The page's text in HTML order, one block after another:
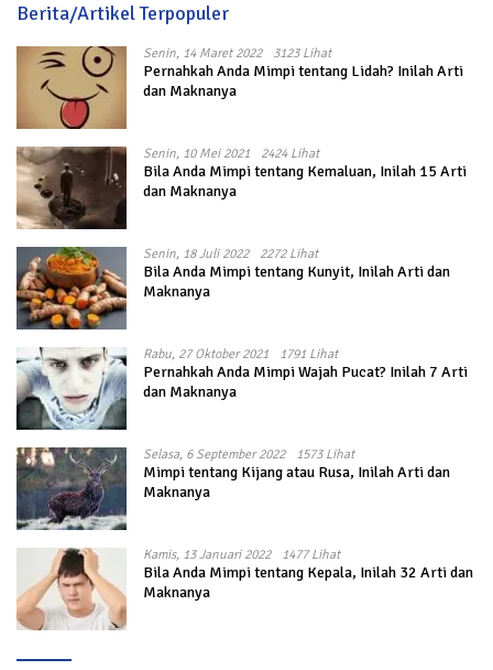
Berita/Artikel Terpopuler
Senin, 14 Maret 2022 3123 Lihat
Pernahkah Anda Mimpi tentang Lidah? Inilah Arti
dan Maknanya
Senin, 10 Mei 2021 2424 Lihat
Bila Anda Mimpi tentang Kemaluan, Inilah 15 Arti
dan Maknanya
Senin, 18 Juli 2022 2272 Lihat
Bila Anda Mimpi tentang Kunyit, Inilah Arti dan
Maknanya
Rabu, 27 Oktober 2021 1791 Lihat
Pernahkah Anda Mimpi Wajah Pucat? Inilah 7 Arti
dan Maknanya
Selasa, 6 September 2022 1573 Lihat
Mimpi tentang Kijang atau Rusa, Inilah Arti dan
Maknanya
Kamis, 13 Januari 2022 1477 Lihat
Bila Anda Mimpi tentang Kepala, Inilah 32 Arti dan
Maknanya